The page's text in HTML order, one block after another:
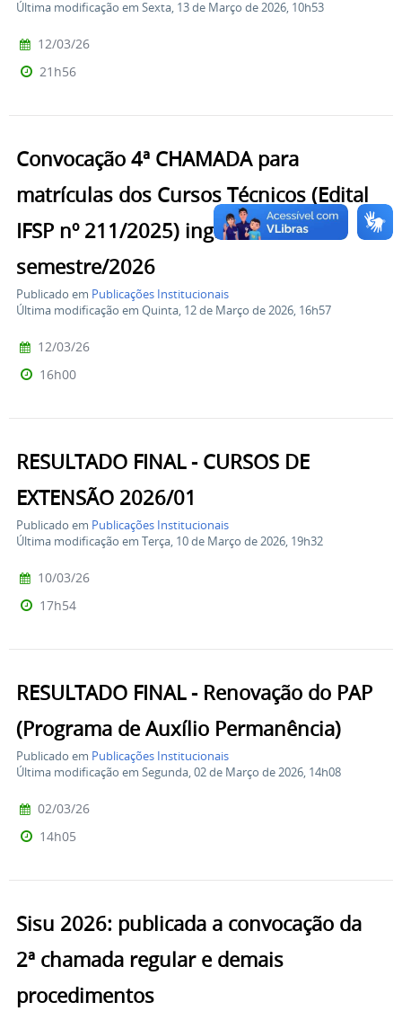
Última modificação em Sexta, 13 de Março de 2026, 10h53
12/03/26
21h56
Convocação 4ª CHAMADA para
matrículas dos Cursos Técnicos (Edital
IFSP nº 211/2025) ingresso 1º
semestre/2026
Publicado em Publicações Institucionais
Última modificação em Quinta, 12 de Março de 2026, 16h57
12/03/26
16h00
RESULTADO FINAL - CURSOS DE
EXTENSÃO 2026/01
Publicado em Publicações Institucionais
Última modificação em Terça, 10 de Março de 2026, 19h32
10/03/26
17h54
RESULTADO FINAL - Renovação do PAP
(Programa de Auxílio Permanência)
Publicado em Publicações Institucionais
Última modificação em Segunda, 02 de Março de 2026, 14h08
02/03/26
14h05
Sisu 2026: publicada a convocação da
2ª chamada regular e demais
procedimentos